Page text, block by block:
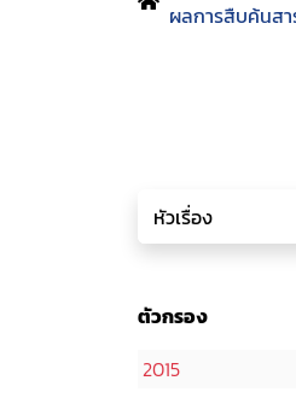
ผลการสืบค้นส
ตัวกรอง
2015